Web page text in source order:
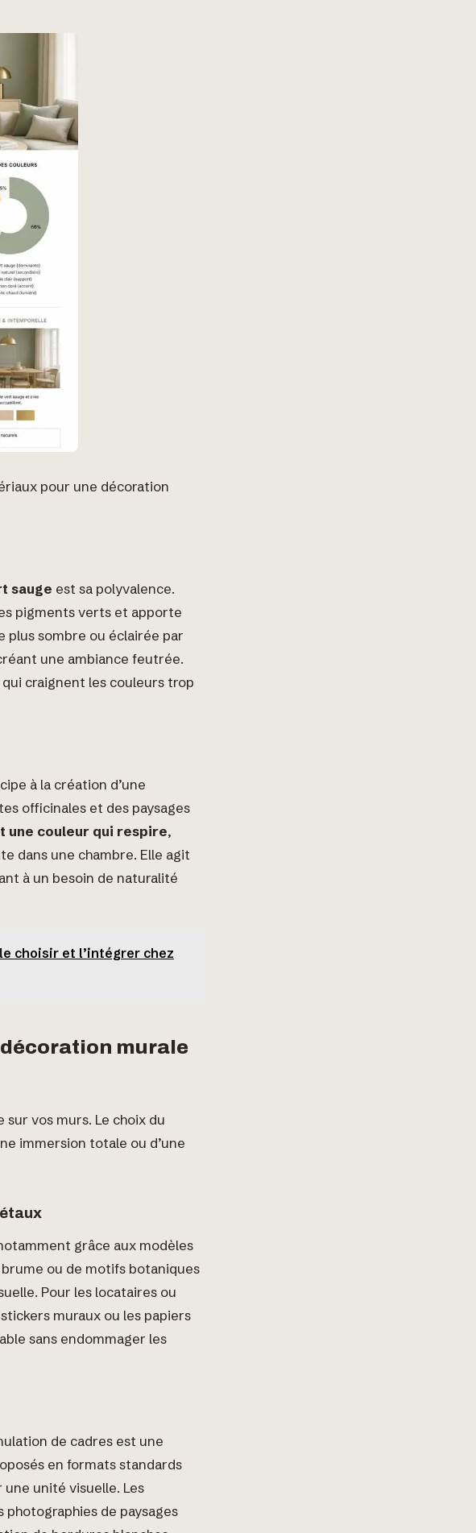
pour une décoration
sauge est sa polyvalence.
pigments verts et apporte
plus sombre ou éclairée par
une ambiance feutrée.
craignent les couleurs trop
à la création d’une
officinales et des paysages
une couleur qui respire,
dans une chambre. Elle agit
à un besoin de naturalité
choisir et l’intégrer chez
murale
vos murs. Le choix du
immersion totale ou d’une
grâce aux modèles
brume ou de motifs botaniques
Pour les locataires ou
muraux ou les papiers
sans endommager les
de cadres est une
en formats standards
unité visuelle. Les
de paysages